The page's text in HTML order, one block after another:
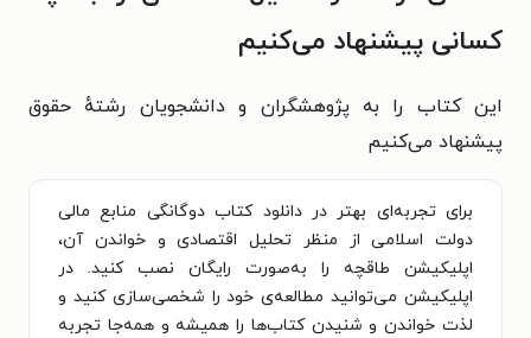
کسانی پیشنهاد می‌کنیم
این کتاب را به پژوهشگران و دانشجویان رشتهٔ حقوق
پیشنهاد می‌کنیم
برای تجربه‌ای بهتر در دانلود کتاب دوگانگی منابع مالی
دولت اسلامی از منظر تحلیل اقتصادی و خواندن آن،
اپلیکیشن طاقچه را به‌صورت رایگان نصب کنید. در
اپلیکیشن می‌توانید مطالعه‌ی خود را شخصی‌سازی کنید و
لذت خواندن و شنیدن کتاب‌ها را همیشه و همه‌جا تجربه